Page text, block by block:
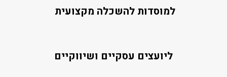
למוסדות להשכלה מקצועית
ליועצים עסקיים ושיווקיים